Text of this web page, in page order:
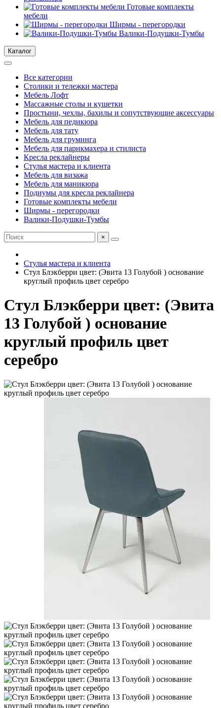
Готовые комплекты
мебели
Ширмы - перегородки
Валики-Подушки-Тумбы
Каталог
Все категории
Столики и тележки мастера
Мебель Лофт
Массажные столы и кушетки
Простыни, чехлы, бахилы и сопутствующие аксессуары
Мебель для педикюра
Мебель для тату
Мебель для груминга
Мебель для парикмахера и стилиста
Кресла реклайнеры
Стулья мастера и клиента
Мебель для визажа
Мебель для маникюра
Подиумы для кресла реклайнера
Готовые комплекты мебели
Ширмы - перегородки
Валики-Подушки-Тумбы
×
Стулья мастера и клиента
Стул Блэкберри цвет: (Эвита 13 Голубой ) основание
круглый профиль цвет серебро
Стул Блэкберри цвет: (Эвита
13 Голубой ) основание
круглый профиль цвет
серебро